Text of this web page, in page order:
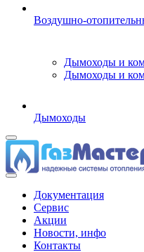
Воздушно-
Дымоходы и
Дымоходы и
Дымоходы
Документация
Сервис
Акции
Новости, инфо
Контакты